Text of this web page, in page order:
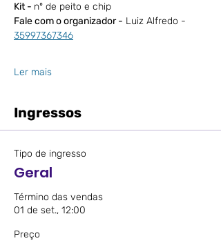
Kit - nº de peito e chip
Fale com o organizador - Luiz Alfredo -
35997367346
Ler mais
Ingressos
Tipo de ingresso
Geral
Término das vendas
01 de set., 12:00
Preço